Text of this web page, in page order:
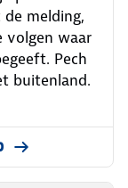
melding,
volgen waar
Pech
buitenland.